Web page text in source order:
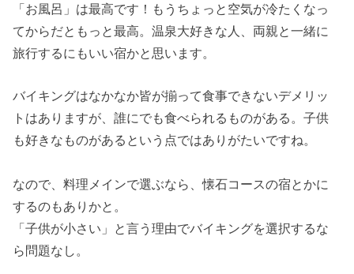
「お風呂」は最高です！もうちょっと空気が冷たくなっ
てからだともっと最高。温泉大好きな人、両親と一緒に
旅行するにもいい宿かと思います。
バイキングはなかなか皆が揃って食事できないデメリッ
トはありますが、誰にでも食べられるものがある。子供
も好きなものがあるという点ではありがたいですね。
なので、料理メインで選ぶなら、懐石コースの宿とかに
するのもありかと。
「子供が小さい」と言う理由でバイキングを選択するな
ら問題なし。